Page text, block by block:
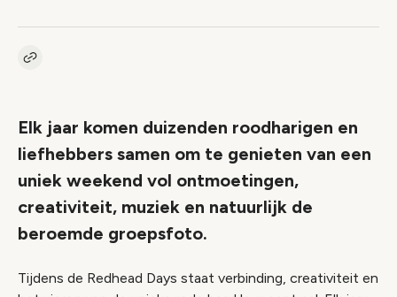
Kopieer link naar event
Elk jaar komen duizenden roodharigen en
liefhebbers samen om te genieten van een
uniek weekend vol ontmoetingen,
creativiteit, muziek en natuurlijk de
beroemde groepsfoto.
Tijdens de Redhead Days staat verbinding, creativiteit en